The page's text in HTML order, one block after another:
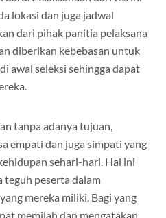
Pelaksanaan dari tes ini
lokasi dan juga jadwal
dari pihak panitia pelaksana
diberikan kebebasan untuk
awal seleksi sehingga dapat
tanpa adanya tujuan,
empati dan juga simpati yang
sehari-hari. Hal ini
teguh peserta dalam
mereka miliki. Bagi yang